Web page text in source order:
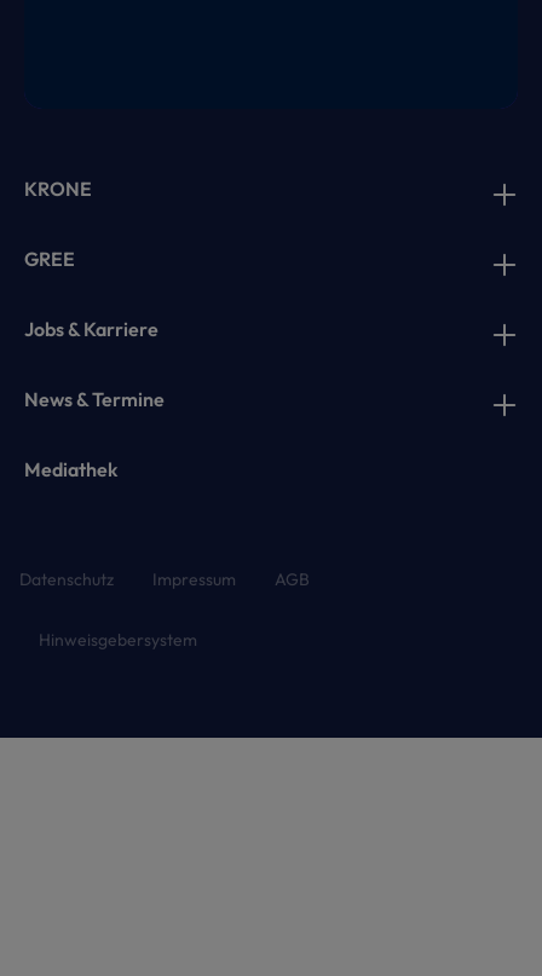
KRONE
GREE
Jobs & Karriere
News & Termine
Mediathek
Datenschutz Impressum AGB
Hinweisgebersystem